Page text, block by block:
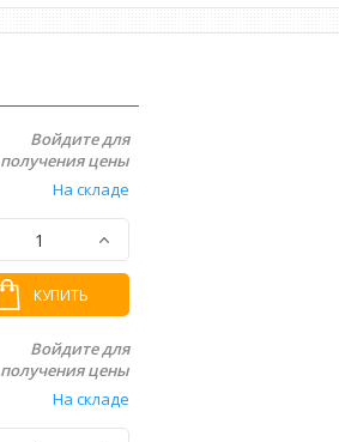
Войдите для
получения цены
На складе
КУПИТЬ
Войдите для
получения цены
На складе